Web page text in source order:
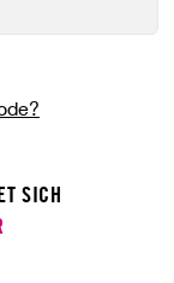
SICH